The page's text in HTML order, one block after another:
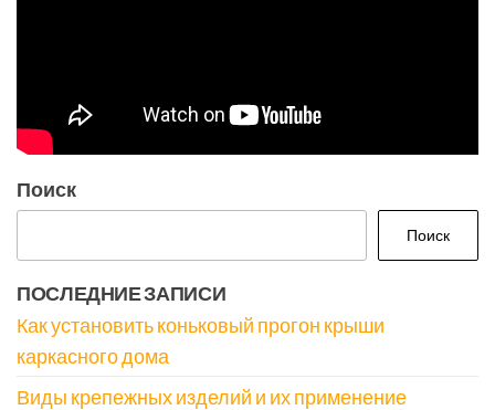
Поиск
Поиск
ПОСЛЕДНИЕ ЗАПИСИ
Как установить коньковый прогон крыши
каркасного дома
Виды крепежных изделий и их применение